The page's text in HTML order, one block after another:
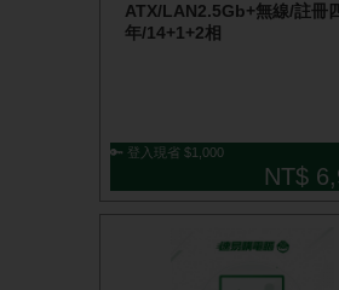
ATX/LAN2.5Gb+無線/註冊
年/14+1+2相
🔑 登入現省 $1,000
NT$